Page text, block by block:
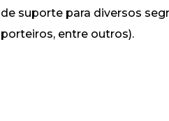
de suporte para diversos
porteiros, entre outros).